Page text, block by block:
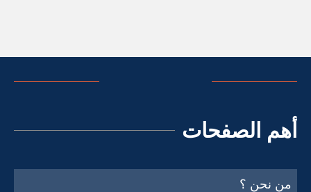
أهم الصفحات
من نحن ؟